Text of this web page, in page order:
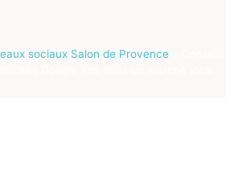
sociaux Salon de Provence